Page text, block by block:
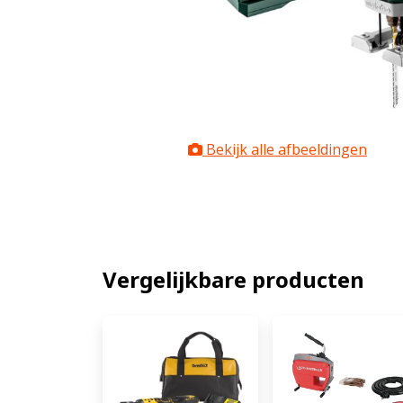
Bekijk alle afbeeldingen
Vergelijkbare producten